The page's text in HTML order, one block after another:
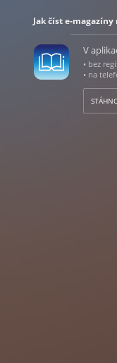
Jak číst e-
V
• bez
• na